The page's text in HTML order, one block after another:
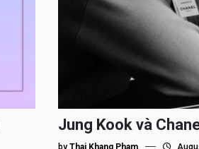
Jung Kook và
by Thai Khang Pham